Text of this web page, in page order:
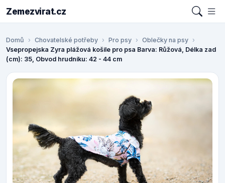
Zemezvirat.cz
Domů Chovatelské potřeby Pro psy
Oblečky na psy
Vsepropejska Zyra plážová košile pro psa Barva: Růžová, Délka zad
(cm): 35, Obvod hrudníku: 42 - 44 cm